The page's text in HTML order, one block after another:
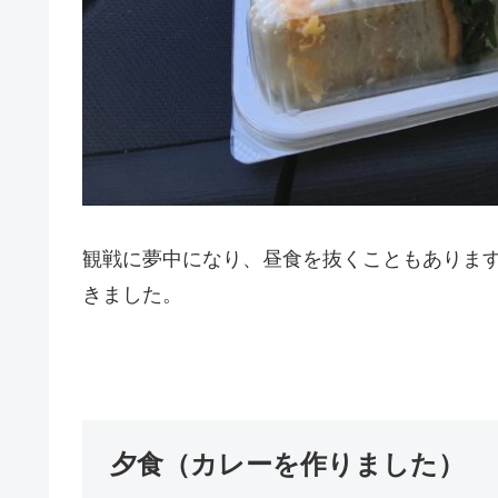
観戦に夢中になり、昼食を抜くこともありま
きました。
夕食（カレーを作りました）